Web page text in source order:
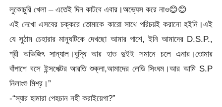
লুকোচুরি খেলা – এতেই দিন কাটবে এবার।অভ্যেস করে নাও😊😊
এই দেখো এসবের চক্করে তোমাকে কারো সাথে পরিচয়ই করানো হইনি।এই
যে সুঠাম চেহারার মানুষটিকে দেখছো আমার পাশে, ইনি আমাদের D.S.P.,
শ্রী অভিজিৎ সান্যাল।বুদ্ধি আর হাত দুইই সমানে চলে এনার।তোমার
বাঁপাশে বসে ইন্সপেক্টর আরতি শুক্লা,আমাদের লেডি সিংঘম।আর আমি S.P
নিলাংশু মিশ্র।”
-“স্যার হামারা পেহচান নহী করাইয়েগা?”